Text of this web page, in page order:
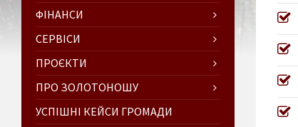
ФІНАНСИ
СЕРВІСИ
ПРОЄКТИ
ПРО ЗОЛОТОНОШУ
УСПІШНІ КЕЙСИ ГРОМАДИ